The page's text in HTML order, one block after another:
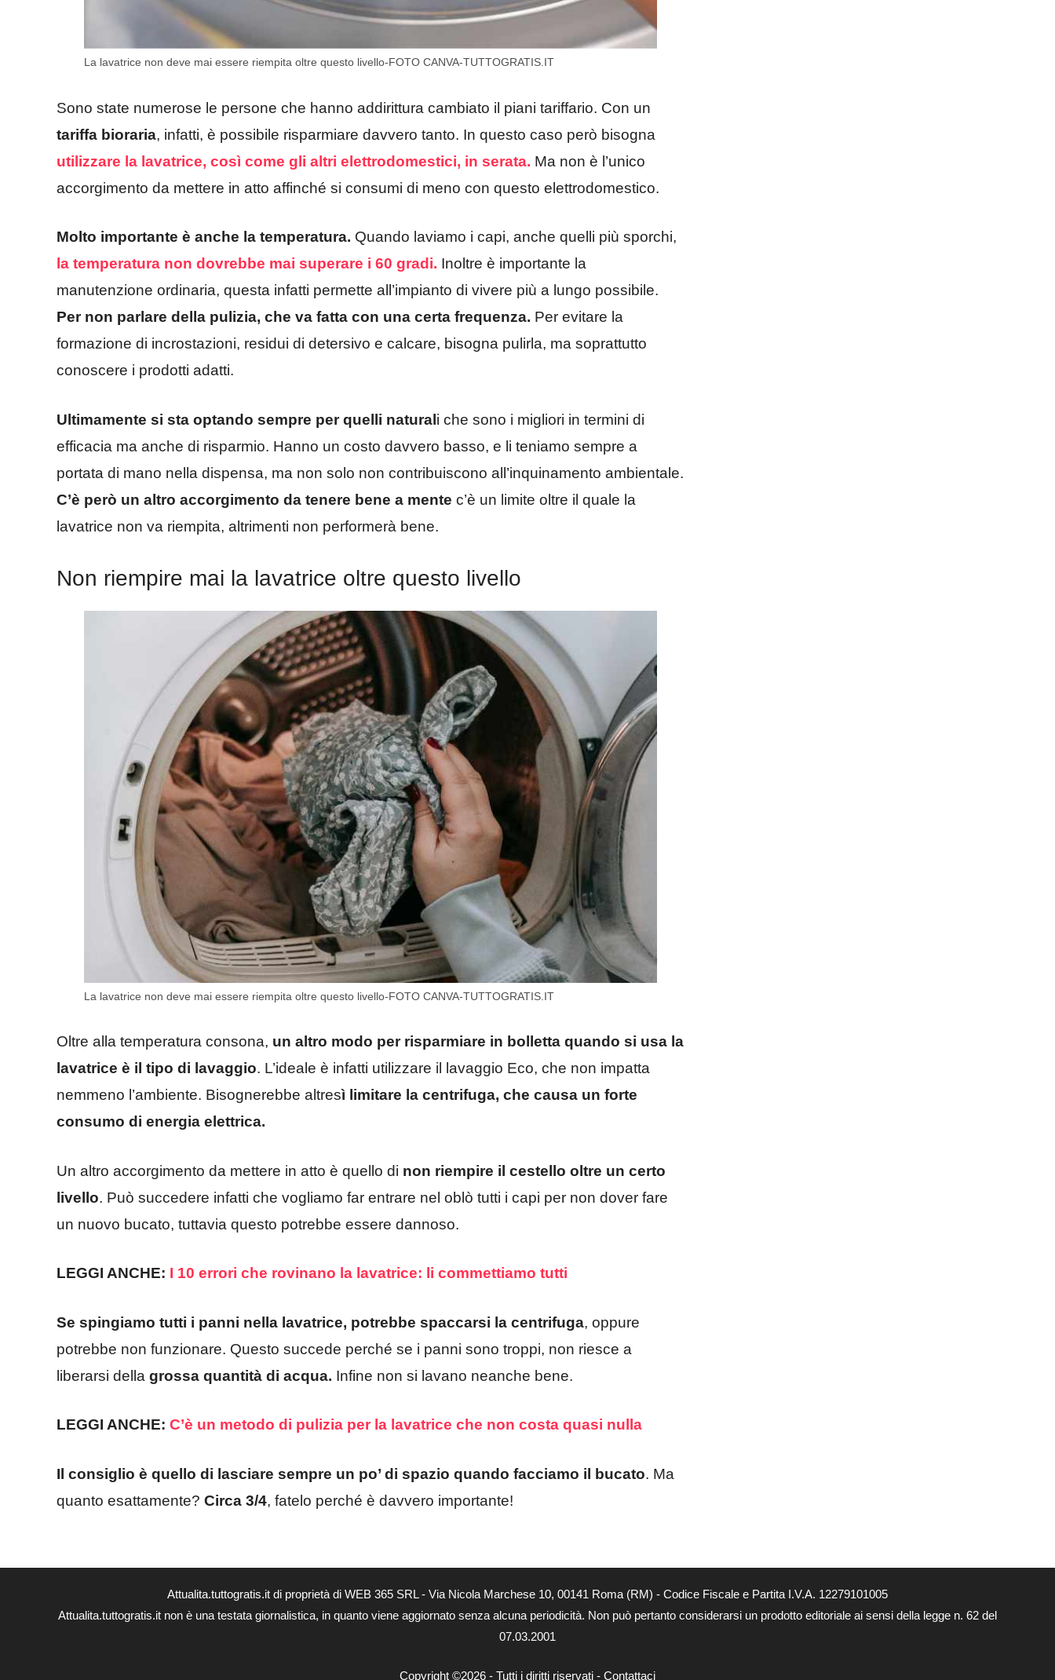
La lavatrice non deve mai essere riempita oltre questo livello-FOTO CANVA-TUTTOGRATIS.IT
Sono state numerose le persone che hanno addirittura cambiato il piani tariffario. Con un
tariffa bioraria, infatti, è possibile risparmiare davvero tanto. In questo caso però bisogna
utilizzare la lavatrice, così come gli altri elettrodomestici, in serata. Ma non è l’unico
accorgimento da mettere in atto affinché si consumi di meno con questo elettrodomestico.
Molto importante è anche la temperatura. Quando laviamo i capi, anche quelli più sporchi,
la temperatura non dovrebbe mai superare i 60 gradi. Inoltre è importante la
manutenzione ordinaria, questa infatti permette all’impianto di vivere più a lungo possibile.
Per non parlare della pulizia, che va fatta con una certa frequenza. Per evitare la
formazione di incrostazioni, residui di detersivo e calcare, bisogna pulirla, ma soprattutto
conoscere i prodotti adatti.
Ultimamente si sta optando sempre per quelli naturali che sono i migliori in termini di
efficacia ma anche di risparmio. Hanno un costo davvero basso, e li teniamo sempre a
portata di mano nella dispensa, ma non solo non contribuiscono all’inquinamento ambientale.
C’è però un altro accorgimento da tenere bene a mente c’è un limite oltre il quale la
lavatrice non va riempita, altrimenti non performerà bene.
Non riempire mai la lavatrice oltre questo livello
La lavatrice non deve mai essere riempita oltre questo livello-FOTO CANVA-TUTTOGRATIS.IT
Oltre alla temperatura consona, un altro modo per risparmiare in bolletta quando si usa la
lavatrice è il tipo di lavaggio. L’ideale è infatti utilizzare il lavaggio Eco, che non impatta
nemmeno l’ambiente. Bisognerebbe altresì limitare la centrifuga, che causa un forte
consumo di energia elettrica.
Un altro accorgimento da mettere in atto è quello di non riempire il cestello oltre un certo
livello. Può succedere infatti che vogliamo far entrare nel oblò tutti i capi per non dover fare
un nuovo bucato, tuttavia questo potrebbe essere dannoso.
LEGGI ANCHE: I 10 errori che rovinano la lavatrice: li commettiamo tutti
Se spingiamo tutti i panni nella lavatrice, potrebbe spaccarsi la centrifuga, oppure
potrebbe non funzionare. Questo succede perché se i panni sono troppi, non riesce a
liberarsi della grossa quantità di acqua. Infine non si lavano neanche bene.
LEGGI ANCHE: C’è un metodo di pulizia per la lavatrice che non costa quasi nulla
Il consiglio è quello di lasciare sempre un po’ di spazio quando facciamo il bucato. Ma
quanto esattamente? Circa 3/4, fatelo perché è davvero importante!
Attualita.tuttogratis.it di proprietà di WEB 365 SRL - Via Nicola Marchese 10, 00141 Roma (RM) - Codice Fiscale e Partita I.V.A. 12279101005
Attualita.tuttogratis.it non è una testata giornalistica, in quanto viene aggiornato senza alcuna periodicità. Non può pertanto considerarsi un prodotto editoriale ai sensi della legge n. 62 del
07.03.2001
Copyright ©2026 - Tutti i diritti riservati - Contattaci